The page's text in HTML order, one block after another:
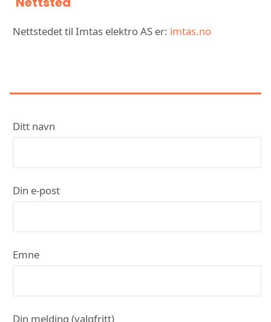
Nettstedet til Imtas elektro AS er: imtas.no
Ditt navn
Din e-post
Emne
Din melding (valgfritt)